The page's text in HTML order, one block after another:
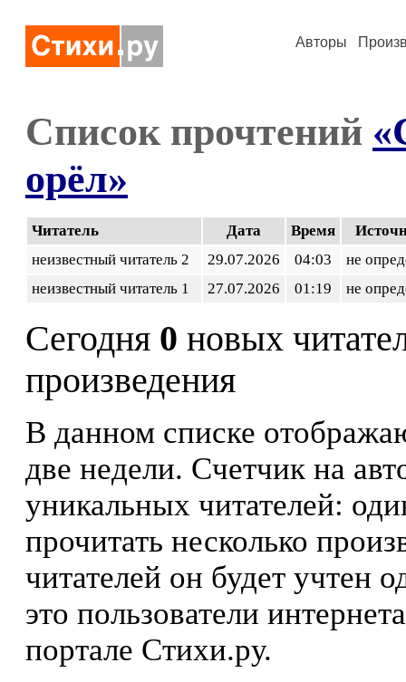
Авторы
Список прочтений
орёл»
Читатель Дата Время
неизвестный читатель 2
29.07.2026 04:03
не
неизвестный читатель 1
27.07.2026 01:19 не
Сегодня 0 новых
произведения
В данном списке
две недели. Счетчик на
уникальных читателей:
прочитать несколько
читателей он будет учтен
это пользователи
портале Стихи.ру.